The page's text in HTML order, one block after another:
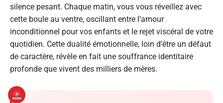
silence pesant. Chaque matin, vous vous réveillez avec
cette boule au ventre, oscillant entre l’amour
inconditionnel pour vos enfants et le rejet viscéral de votre
quotidien. Cette dualité émotionnelle, loin d’être un défaut
de caractère, révèle en fait une souffrance identitaire
profonde que vivent des milliers de mères.